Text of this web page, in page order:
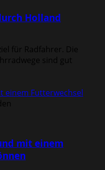
Holland
für Radfahrer. Die
sind gut
einem Futterwechsel
mit einem